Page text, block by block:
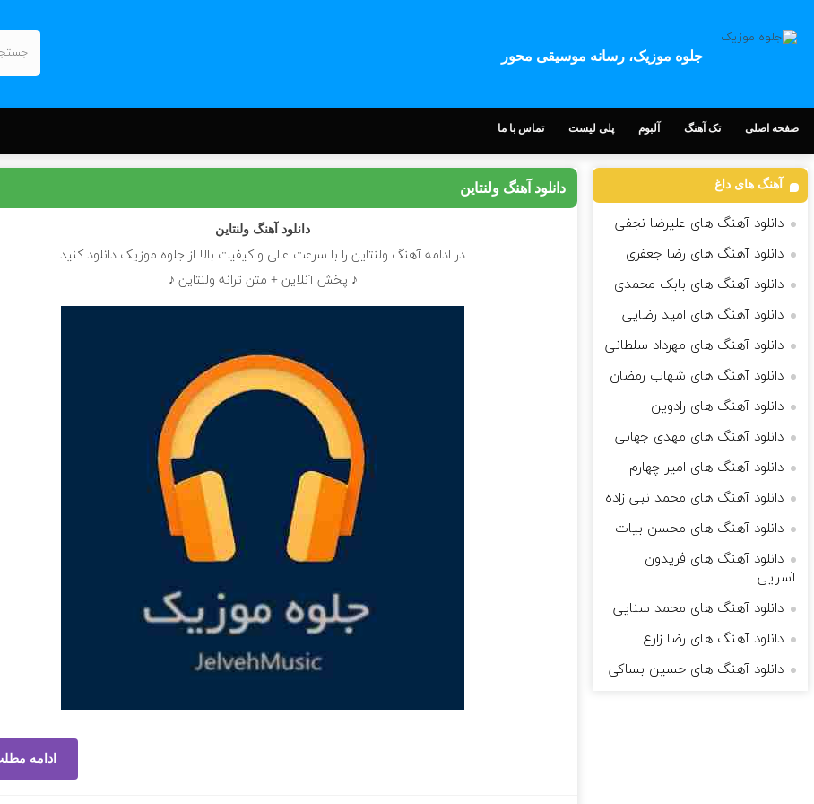
جلوه موزیک، رسانه موسیقی محور
صفحه اصلی تک آهنگ آلبوم پلی لیست تماس با ما
دانلود آهنگ ولنتاین
دانلود آهنگ ولنتاین
در ادامه آهنگ ولنتاین را با سرعت عالی و کیفیت بالا از جلوه موزیک دانلود کنید
♪ پخش آنلاین + متن ترانه ولنتاین ♪
ادامه
آهنگ های داغ
دانلود آهنگ های علیرضا نجفی
دانلود آهنگ های رضا جعفری
دانلود آهنگ های بابک محمدی
دانلود آهنگ های امید رضایی
دانلود آهنگ های مهرداد سلطانی
دانلود آهنگ های شهاب رمضان
دانلود آهنگ های رادوین
دانلود آهنگ های مهدی جهانی
دانلود آهنگ های امیر چهارم
دانلود آهنگ های محمد نبی زاده
دانلود آهنگ های محسن بیات
دانلود آهنگ های فریدون
آسرایی
دانلود آهنگ های محمد سنایی
دانلود آهنگ های رضا زارع
دانلود آهنگ های حسین بساکی